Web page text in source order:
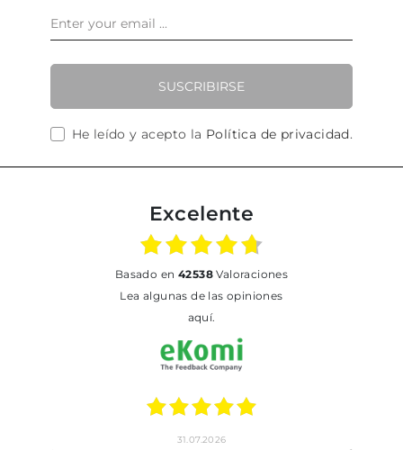
SUSCRIBIRSE
He leído y acepto la Política de privacidad.
Excelente
basado en 42538Valoraciones
Lea algunas de las opiniones
aquí.
31.07.2026